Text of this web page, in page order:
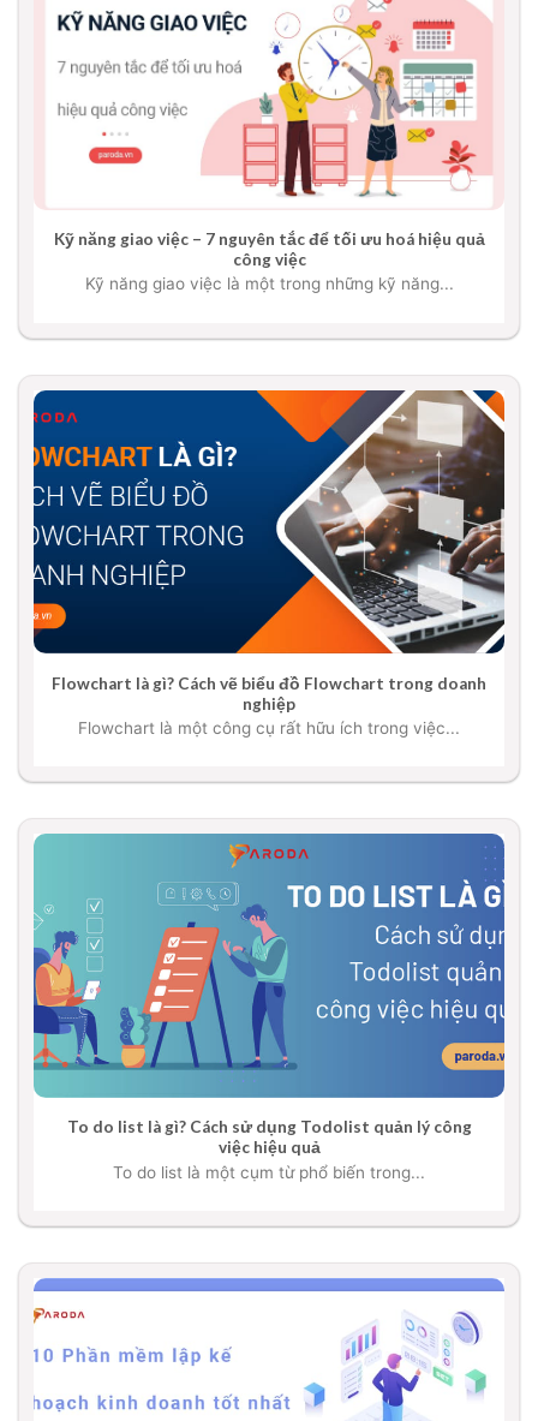
Kỹ năng giao việc – 7 nguyên tắc để tối ưu hoá hiệu quả
công việc
Kỹ năng giao việc là một trong những kỹ năng...
Flowchart là gì? Cách vẽ biểu đồ Flowchart trong doanh
nghiệp
Flowchart là một công cụ rất hữu ích trong việc...
To do list là gì? Cách sử dụng Todolist quản lý công
việc hiệu quả
To do list là một cụm từ phổ biến trong...